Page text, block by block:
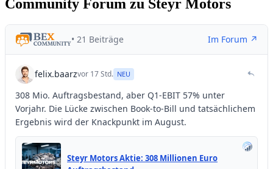
Community Forum zu Steyr Motors